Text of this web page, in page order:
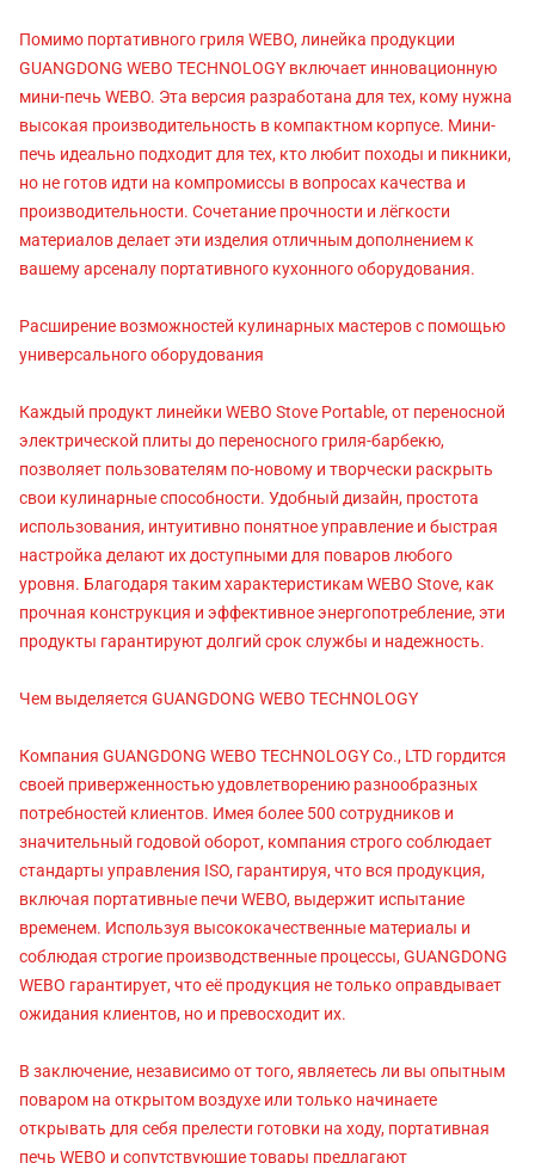
Помимо портативного гриля WEBO, линейка продукции
GUANGDONG WEBO TECHNOLOGY включает инновационную
мини-печь WEBO. Эта версия разработана для тех, кому нужна
высокая производительность в компактном корпусе. Мини-
печь идеально подходит для тех, кто любит походы и пикники,
но не готов идти на компромиссы в вопросах качества и
производительности. Сочетание прочности и лёгкости
материалов делает эти изделия отличным дополнением к
вашему арсеналу портативного кухонного оборудования.
Расширение возможностей кулинарных мастеров с помощью
универсального оборудования
Каждый продукт линейки WEBO Stove Portable, от переносной
электрической плиты до переносного гриля-барбекю,
позволяет пользователям по-новому и творчески раскрыть
свои кулинарные способности. Удобный дизайн, простота
использования, интуитивно понятное управление и быстрая
настройка делают их доступными для поваров любого
уровня. Благодаря таким характеристикам WEBO Stove, как
прочная конструкция и эффективное энергопотребление, эти
продукты гарантируют долгий срок службы и надежность.
Чем выделяется GUANGDONG WEBO TECHNOLOGY
Компания GUANGDONG WEBO TECHNOLOGY Co., LTD гордится
своей приверженностью удовлетворению разнообразных
потребностей клиентов. Имея более 500 сотрудников и
значительный годовой оборот, компания строго соблюдает
стандарты управления ISO, гарантируя, что вся продукция,
включая портативные печи WEBO, выдержит испытание
временем. Используя высококачественные материалы и
соблюдая строгие производственные процессы, GUANGDONG
WEBO гарантирует, что её продукция не только оправдывает
ожидания клиентов, но и превосходит их.
В заключение, независимо от того, являетесь ли вы опытным
поваром на открытом воздухе или только начинаете
открывать для себя прелести готовки на ходу, портативная
печь WEBO и сопутствующие товары предлагают